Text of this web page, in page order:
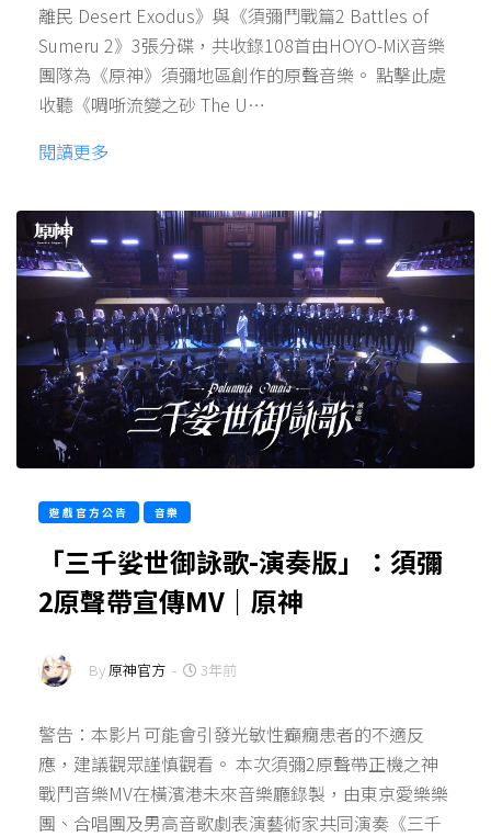
離民 Desert Exodus》與《須彌鬥戰篇2 Battles of
Sumeru 2》3張分碟，共收錄108首由HOYO-MiX音樂
團隊為《原神》須彌地區創作的原聲音樂。 點擊此處
收聽《啁哳流變之砂 The U…
閱讀更多
遊戲官方公告 音樂
「三千娑世御詠歌-演奏版」：須彌
2原聲帶宣傳MV｜原神
By 原神官方 - 3年前
警告：本影片可能會引發光敏性癲癇患者的不適反
應，建議觀眾謹慎觀看。 本次須彌2原聲帶正機之神
戰鬥音樂MV在橫濱港未來音樂廳錄製，由東京愛樂樂
團、合唱團及男高音歌劇表演藝術家共同演奏《三千